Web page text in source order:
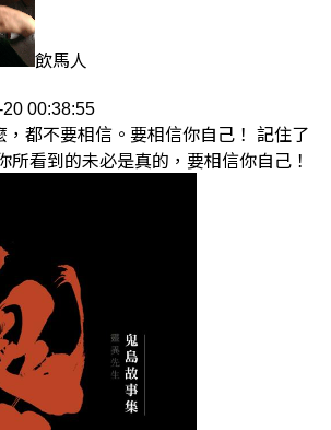
飲馬人
00:38:55
，都不要相信。要相信你自己！ 記住了
所看到的未必是真的，要相信你自己！